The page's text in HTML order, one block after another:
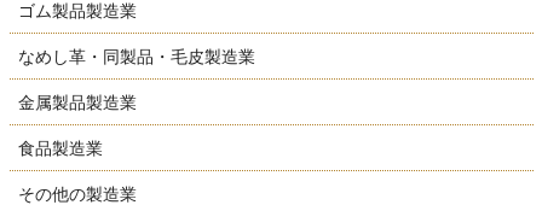
ゴム製品製造業
なめし革・同製品・毛皮製造業
金属製品製造業
食品製造業
その他の製造業